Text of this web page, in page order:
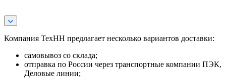
Компания ТехНН предлагает несколько вариантов доставки:
самовывоз со склада;
отправка по России через транспортные компании ПЭК,
Деловые линии;